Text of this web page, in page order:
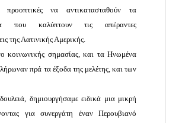
προοπτικές να αντικατασταθούν τα
που καλύπτουν τις απέραντες
της Λατινικής Αμερικής.
κοινωνικής σημασίας, και τα Ηνωμένα
πρά τα έξοδα της μελέτης, και των
δημιουργήσαμε ειδικά μια μικρή
για συνεργάτη έναν Περουβιανό